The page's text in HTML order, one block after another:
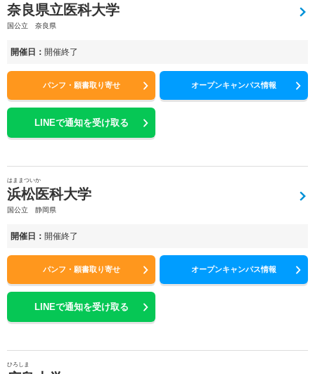
奈良県立医科大学
国公立 奈良県
開催日： 開催終了
パンフ・願書取り寄せ オープンキャンパス情報
LINEで通知を受け取る
はままついか
浜松医科大学
国公立 静岡県
開催日： 開催終了
パンフ・願書取り寄せ オープンキャンパス情報
LINEで通知を受け取る
ひろしま